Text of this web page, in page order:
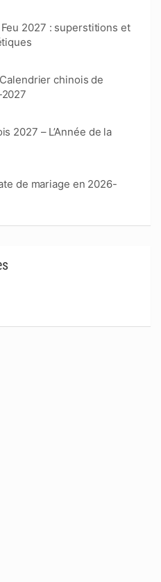
2027 : superstitions et
chinois de
2027 – L’Année de la
de mariage en 2026-